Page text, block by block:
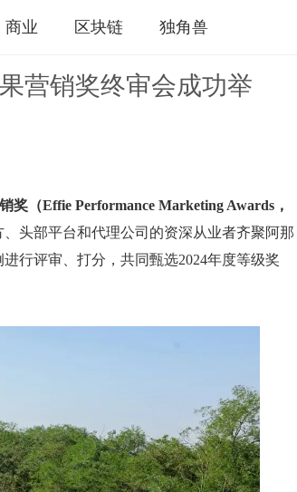
商业 区块链 独角兽
营销奖终审会成功举
奖（Effie Performance Marketing Awards，
头部平台和代理公司的资深从业者齐聚阿那
行评审、打分，共同甄选2024年度等级奖